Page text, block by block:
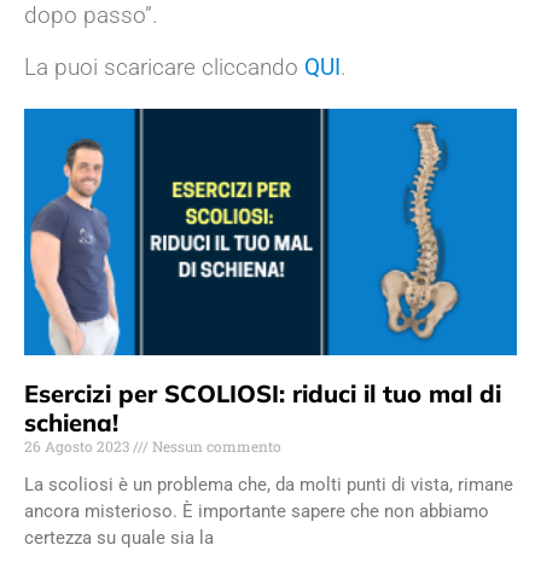
dopo passo”.
La puoi scaricare cliccando QUI.
Esercizi per SCOLIOSI: riduci il tuo mal di
schiena!
26 Agosto 2023 Nessun commento
La scoliosi è un problema che, da molti punti di vista, rimane
ancora misterioso. È importante sapere che non abbiamo
certezza su quale sia la